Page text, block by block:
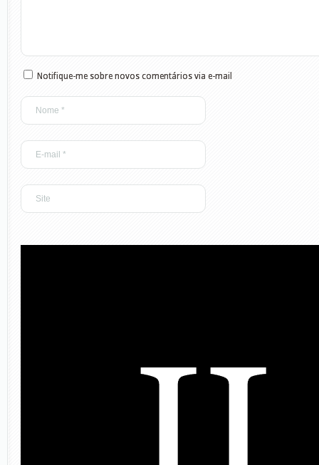
Notifique-me sobre novos comentários via e-mail